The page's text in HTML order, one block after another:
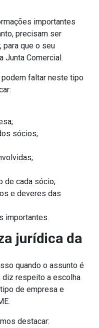
importantes
precisam ser
para que o seu
Junta Comercial.
faltar neste tipo
sócios;
de cada sócio;
e deveres das
importantes.
jurídica da
quando o assunto é
diz respeito a escolha
de empresa e
destacar: